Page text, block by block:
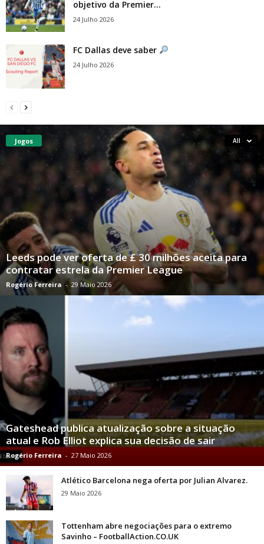
objetivo da Premier...
24 Julho 2026
FC Dallas deve saber
24 Julho 2026
Jogos All
Leeds pode ver oferta de £ 30 milhões aceita para
contratar estrela da Premier League
Rogério Ferreira - 29 Maio 2026
Gateshead publica atualização sobre a situação
atual e Rob Elliot explica sua decisão de sair
Rogério Ferreira - 27 Maio 2026
Atlético Barcelona nega oferta por Julian Alvarez.
29 Maio 2026
Tottenham abre negociações para o extremo
Savinho – FootballAction.CO.UK